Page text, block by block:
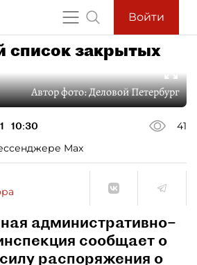
Войти
список закрытых
Автор фото:Деловой Петербург
10:30
41
Max
административно–
сообщает о
распоряжения о